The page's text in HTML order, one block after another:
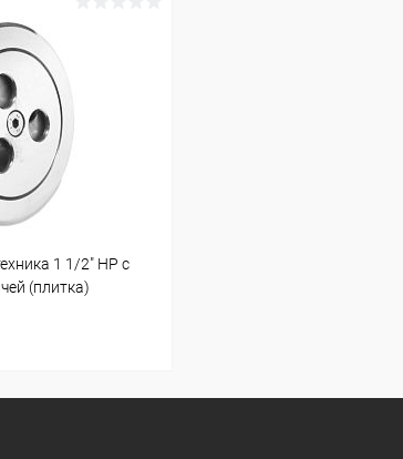
1 1/2" НР с
(плитка)